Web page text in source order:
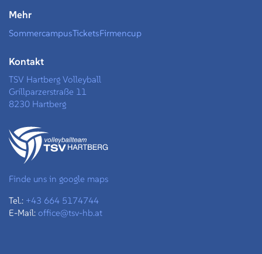
Finde uns in google maps
Tel.: +43 664 5174744
E-Mail: office@tsv-hb.at
Mehr
SommercampusTicketsFirmencup
Kontakt
TSV Hartberg Volleyball
Grillparzerstraße 11
8230 Hartberg